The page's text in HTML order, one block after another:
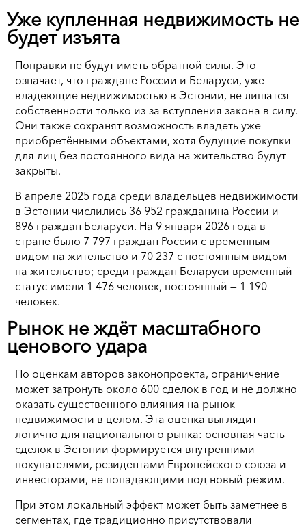
Уже купленная недвижимость не
будет изъята
Поправки не будут иметь обратной силы. Это
означает, что граждане России и Беларуси, уже
владеющие недвижимостью в Эстонии, не лишатся
собственности только из-за вступления закона в силу.
Они также сохранят возможность владеть уже
приобретёнными объектами, хотя будущие покупки
для лиц без постоянного вида на жительство будут
закрыты.
В апреле 2025 года среди владельцев недвижимости
в Эстонии числились 36 952 гражданина России и
896 граждан Беларуси. На 9 января 2026 года в
стране было 7 797 граждан России с временным
видом на жительство и 70 237 с постоянным видом
на жительство; среди граждан Беларуси временный
статус имели 1 476 человек, постоянный — 1 190
человек.
Рынок не ждёт масштабного
ценового удара
По оценкам авторов законопроекта, ограничение
может затронуть около 600 сделок в год и не должно
оказать существенного влияния на рынок
недвижимости в целом. Эта оценка выглядит
логично для национального рынка: основная часть
сделок в Эстонии формируется внутренними
покупателями, резидентами Европейского союза и
инвесторами, не попадающими под новый режим.
При этом локальный эффект может быть заметнее в
сегментах, где традиционно присутствовали